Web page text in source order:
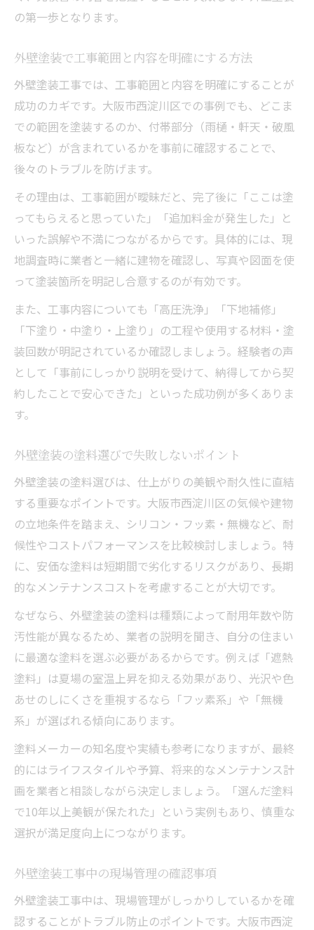
の第一歩となります。
外壁塗装で工事範囲と内容を明確にする方法
外壁塗装工事では、工事範囲と内容を明確にすることが
成功のカギです。大阪市西淀川区での事例でも、どこま
での範囲を塗装するのか、付帯部分（雨樋・軒天・破風
板など）が含まれているかを事前に確認することで、
後々のトラブルを防げます。
その理由は、工事範囲が曖昧だと、完了後に「ここは塗
ってもらえると思っていた」「追加料金が発生した」と
いった誤解や不満につながるからです。具体的には、現
地調査時に業者と一緒に建物を確認し、写真や図面を使
って塗装箇所を明記し合意するのが有効です。
また、工事内容についても「高圧洗浄」「下地補修」
「下塗り・中塗り・上塗り」の工程や使用する材料・塗
装回数が明記されているか確認しましょう。経験者の声
として「事前にしっかり説明を受けて、納得してから契
約したことで安心できた」といった成功例が多くありま
す。
外壁塗装の塗料選びで失敗しないポイント
外壁塗装の塗料選びは、仕上がりの美観や耐久性に直結
する重要なポイントです。大阪市西淀川区の気候や建物
の立地条件を踏まえ、シリコン・フッ素・無機など、耐
候性やコストパフォーマンスを比較検討しましょう。特
に、安価な塗料は短期間で劣化するリスクがあり、長期
的なメンテナンスコストを考慮することが大切です。
なぜなら、外壁塗装の塗料は種類によって耐用年数や防
汚性能が異なるため、業者の説明を聞き、自分の住まい
に最適な塗料を選ぶ必要があるからです。例えば「遮熱
塗料」は夏場の室温上昇を抑える効果があり、光沢や色
あせのしにくさを重視するなら「フッ素系」や「無機
系」が選ばれる傾向にあります。
塗料メーカーの知名度や実績も参考になりますが、最終
的にはライフスタイルや予算、将来的なメンテナンス計
画を業者と相談しながら決定しましょう。「選んだ塗料
で10年以上美観が保たれた」という実例もあり、慎重な
選択が満足度向上につながります。
外壁塗装工事中の現場管理の確認事項
外壁塗装工事中は、現場管理がしっかりしているかを確
認することがトラブル防止のポイントです。大阪市西淀